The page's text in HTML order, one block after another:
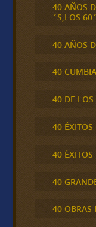
40 AÑOS
´S,LOS
40 AÑOS
40
40 DE
40 ÉXITOS
40 ÉXITOS
40
40 OBRAS